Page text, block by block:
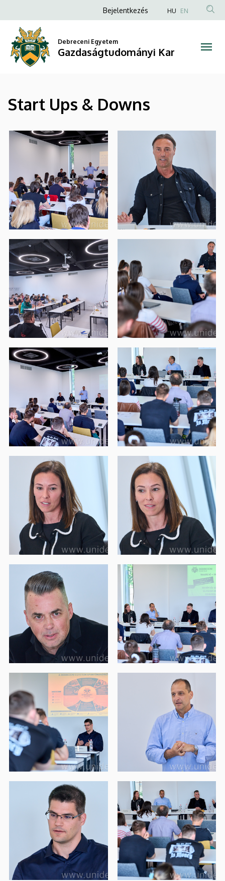
Gazdaságtudományi
Kar
a
tartalomra
Anonim
fiók
menüje
Bejelentkezés HU EN
Debreceni Egyetem
Gazdaságtudományi Kar
Start Ups & Downs